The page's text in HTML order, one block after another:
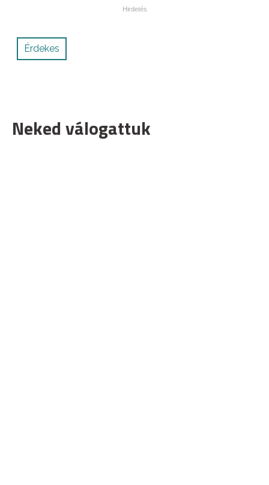
Érdekes
Neked válogattuk